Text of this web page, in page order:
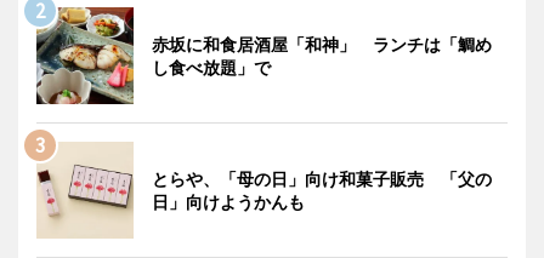
赤坂に和食居酒屋「和神」 ランチは「鯛め
し食べ放題」で
とらや、「母の日」向け和菓子販売 「父の
日」向けようかんも